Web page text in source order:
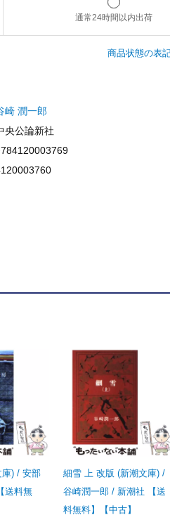
通常24時間以内出荷
商品状態の表
崎 潤一郎
央公論新社
) / 安部
送料無
細雪 上 改版 (新潮文庫) /
谷崎潤一郎 / 新潮社 【送
料無料】【中古】